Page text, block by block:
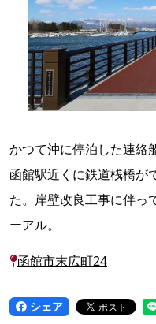
かつて沖に停泊した連絡
函館駅近くに鉄道桟橋が
た。岸壁改良工事に伴っ
ーアル。
函館市末広町24
シェア